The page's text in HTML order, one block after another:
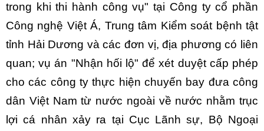
trong khi thi hành công vụ" tại Công ty cổ phần
Công nghệ Việt Á, Trung tâm Kiểm soát bệnh tật
tỉnh Hải Dương và các đơn vị, địa phương có liên
quan; vụ án "Nhận hối lộ" để xét duyệt cấp phép
cho các công ty thực hiện chuyến bay đưa công
dân Việt Nam từ nước ngoài về nước nhằm trục
lợi cá nhân xảy ra tại Cục Lãnh sự, Bộ Ngoại